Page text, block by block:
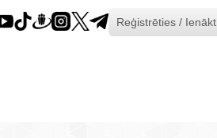
Reģistrēties / Ienākt